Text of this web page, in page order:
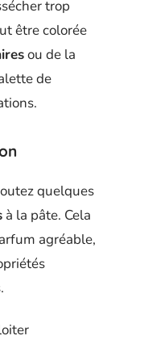
trop
être colorée
ou de la
de
quelques
à la pâte. Cela
agréable,